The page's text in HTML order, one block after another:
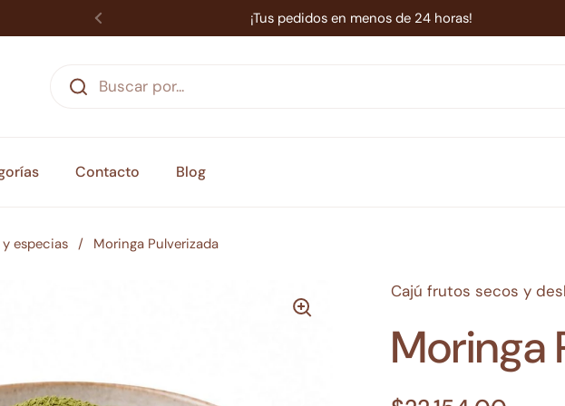
¡Tus pedidos en menos de 24 horas!
Contacto Blog
especias / Moringa Pulverizada
Cajú frutos secos y
Moringa